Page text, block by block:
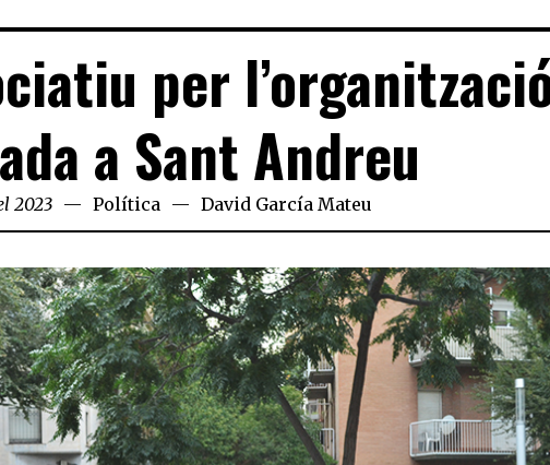
per
a Sant Andreu
2023 Política David García Mateu